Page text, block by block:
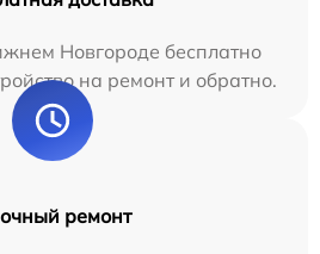
Новгороде бесплатно
на ремонт и обратно.
ремонт